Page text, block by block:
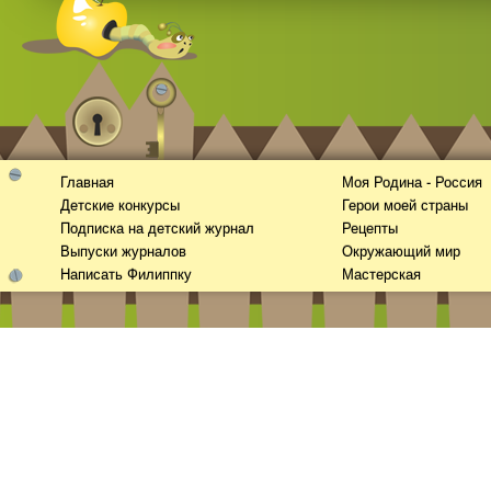
Главная
Детские конкурсы
Подписка на детский журнал
Выпуски журналов
Написать Филиппку
Моя Родина - Россия
Герои моей страны
Рецепты
Окружающий мир
Мастерская